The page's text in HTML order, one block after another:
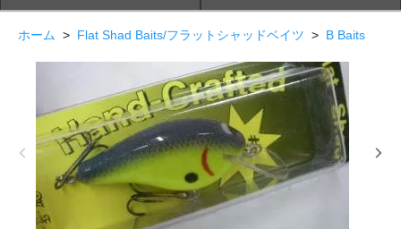
ホーム > Flat Shad Baits/フラットシャッドベイツ > B Baits